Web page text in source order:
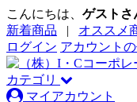
こんにちは、 ゲストさ
新着商品 | オススメ
ログイン アカウント
カテゴリ
マイアカウント